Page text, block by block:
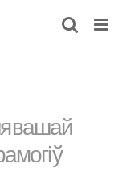
вашай
ў